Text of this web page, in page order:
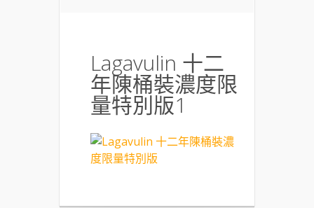
Lagavulin 十二
年陳桶裝濃度限
量特別版1